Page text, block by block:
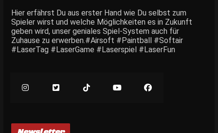
Hier erfährst Du aus erster Hand wie Du selbst zum
Spieler wirst und welche Möglichkeiten es in Zukunft
geben wird, unser geniales Spiel-System auch für
Zuhause zu erwerben.#Airsoft #Paintball #Softair
#LaserTag #LaserGame #Laserspiel #LaserFun